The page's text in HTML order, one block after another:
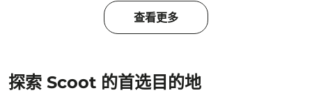
查看更多
探索 Scoot 的首选目的地